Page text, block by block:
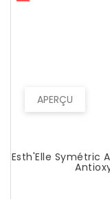
APERÇU
Esth'Elle Symétric